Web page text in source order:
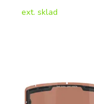
ext. sklad